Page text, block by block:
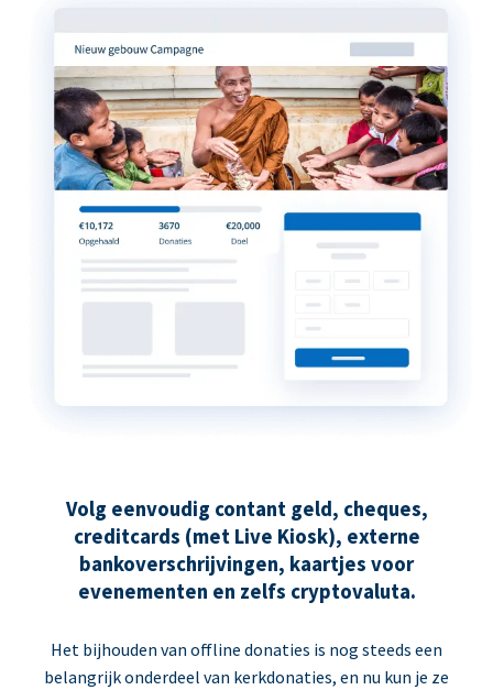
Volg eenvoudig contant geld, cheques,
creditcards (met Live Kiosk), externe
bankoverschrijvingen, kaartjes voor
evenementen en zelfs cryptovaluta.
Het bijhouden van offline donaties is nog steeds een
belangrijk onderdeel van kerkdonaties, en nu kun je ze